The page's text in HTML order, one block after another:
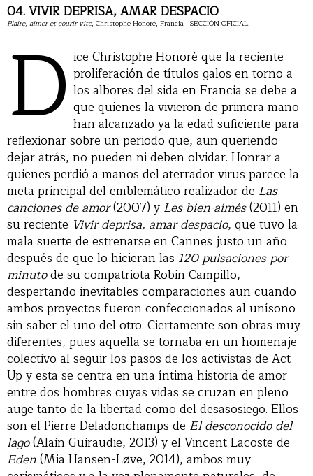
04. VIVIR DEPRISA, AMAR DESPACIO
Plaire, aimer et courir vite, Christophe Honoré, Francia | SECCIÓN OFICIAL.
D ice Christophe Honoré que la reciente
proliferación de títulos galos en torno a
los albores del sida en Francia se debe a
que quienes la vivieron de primera mano
han alcanzado ya la edad suficiente para
reflexionar sobre un periodo que, aun queriendo
dejar atrás, no pueden ni deben olvidar. Honrar a
quienes perdió a manos del aterrador virus parece la
meta principal del emblemático realizador de Las
canciones de amor(2007) y Les bien-aimés(2011) en
su reciente Vivir deprisa, amar despacio, que tuvo la
mala suerte de estrenarse en Cannes justo un año
después de que lo hicieran las 120 pulsaciones por
minutode su compatriota Robin Campillo,
despertando inevitables comparaciones aun cuando
ambos proyectos fueron confeccionados al unísono
sin saber el uno del otro. Ciertamente son obras muy
diferentes, pues aquella se tornaba en un homenaje
colectivo al seguir los pasos de los activistas de Act-
Up y esta se centra en una íntima historia de amor
entre dos hombres cuyas vidas se cruzan en pleno
auge tanto de la libertad como del desasosiego. Ellos
son el Pierre Deladonchamps de El desconocido del
lago(Alain Guiraudie, 2013) y el Vincent Lacoste de
Eden(Mia Hansen-Løve, 2014), ambos muy